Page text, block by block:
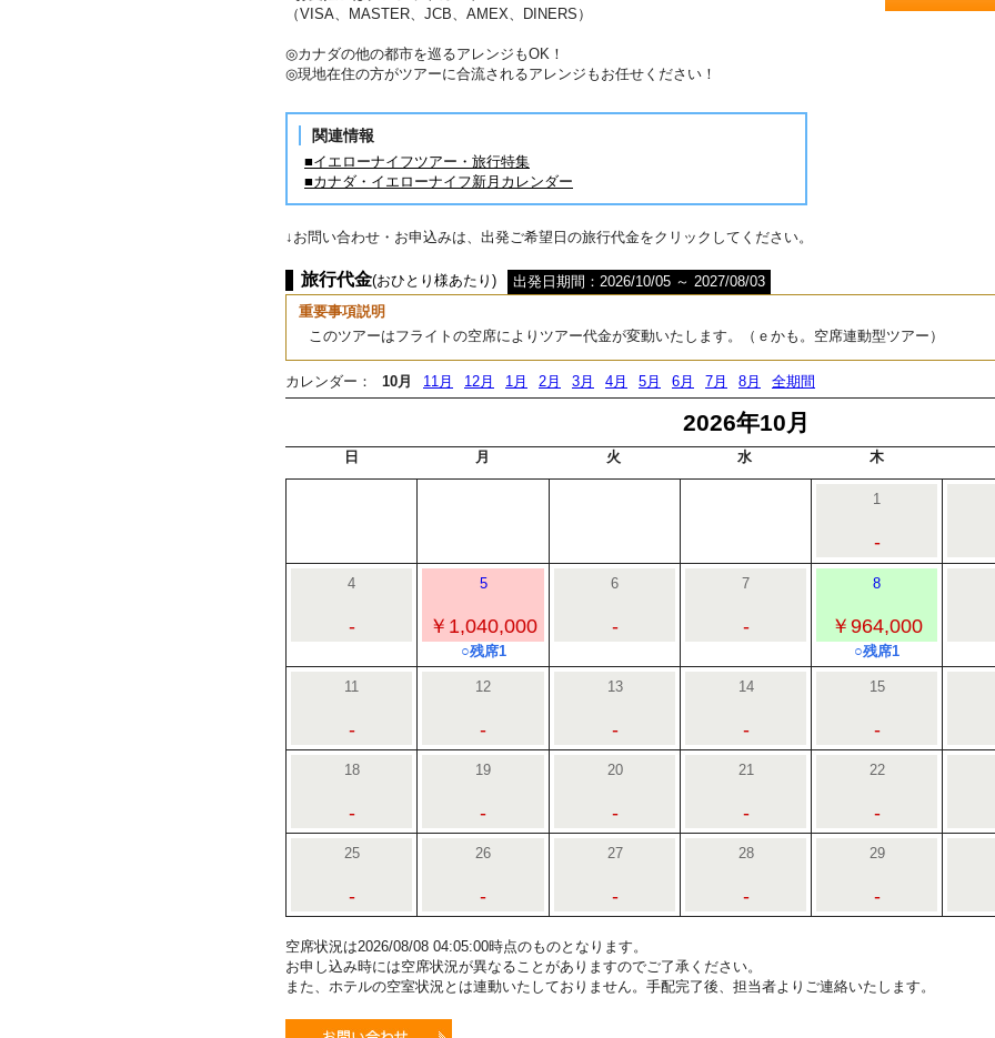
（VISA、MASTER、JCB、AMEX、DINERS）
◎カナダの他の都市を巡るアレンジもOK！
◎現地在住の方がツアーに合流されるアレンジもお任せください！
関連情報
■イエローナイフツアー・旅行特集
■カナダ・イエローナイフ新月カレンダー
↓お問い合わせ・お申込みは、出発ご希望日の旅行代金をクリックしてください。
旅行代金(おひとり様あたり)
出発日期間：2026/10/05 ～ 2027/08/03
重要事項説明
このツアーはフライトの空席によりツアー代金が変動いたします。（ｅかも。空席連動型ツアー）
カレンダー： 10月 11月 12月 1月 2月 3月 4月 5月 6月 7月 8月 全期間
2026年10月
日 月 火 水 木
1
-
4
-
5
￥1,040,000
○残席1
6
-
7
-
8
￥964,000
○残席1
11
-
12
-
13
-
14
-
15
-
18
-
19
-
20
-
21
-
22
-
25
-
26
-
27
-
28
-
29
-
空席状況は2026/08/08 04:05:00時点のものとなります。
お申し込み時には空席状況が異なることがありますのでご了承ください。
また、ホテルの空室状況とは連動いたしておりません。手配完了後、担当者よりご連絡いたします。